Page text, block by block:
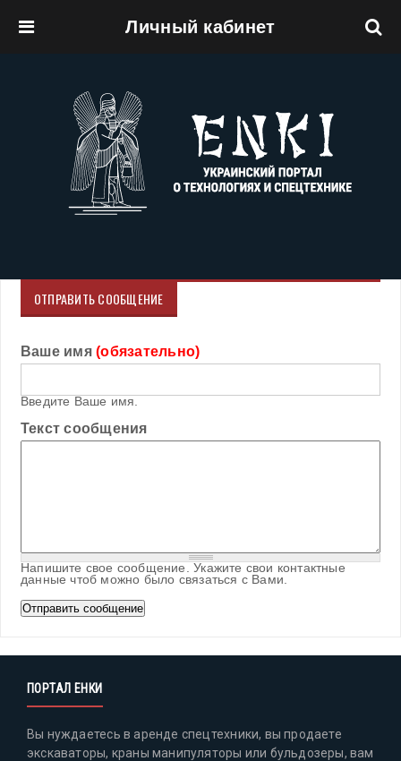
Личный кабинет
ОТПРАВИТЬ СООБЩЕНИЕ
Ваше имя(обязательно)
Введите Ваше имя.
Текст сообщения
Напишите свое сообщение. Укажите свои контактные
данные чтоб можно было связаться с Вами.
ПОРТАЛ ЕНКИ
Вы нуждаетесь в аренде спецтехники, вы продаете
экскаваторы, краны манипуляторы или бульдозеры, вам